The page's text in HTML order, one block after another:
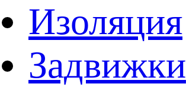
Изоляция
Задвижки